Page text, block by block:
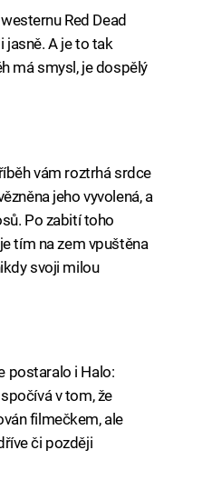
Red Dead
jasně. A je to tak
má smysl, je dospělý
vám roztrhá srdce
jeho vyvolená, a
Po zabití toho
tím na zem vpuštěna
svoji milou
postaralo i Halo:
v tom, že
filmečkem, ale
či později